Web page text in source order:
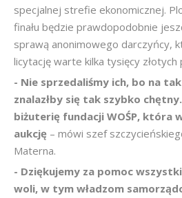
specjalnej strefie ekonomicznej.
finału będzie prawdopodobnie
sprawą anonimowego darczyńcy,
licytację warte kilka tysięcy złotych
- Nie sprzedaliśmy ich, bo na
znalazłby się tak szybko
biżuterię fundacji WOŚP, która
aukcję – mówi szef
Materna.
- Dziękujemy za pomoc
woli, w tym władzom